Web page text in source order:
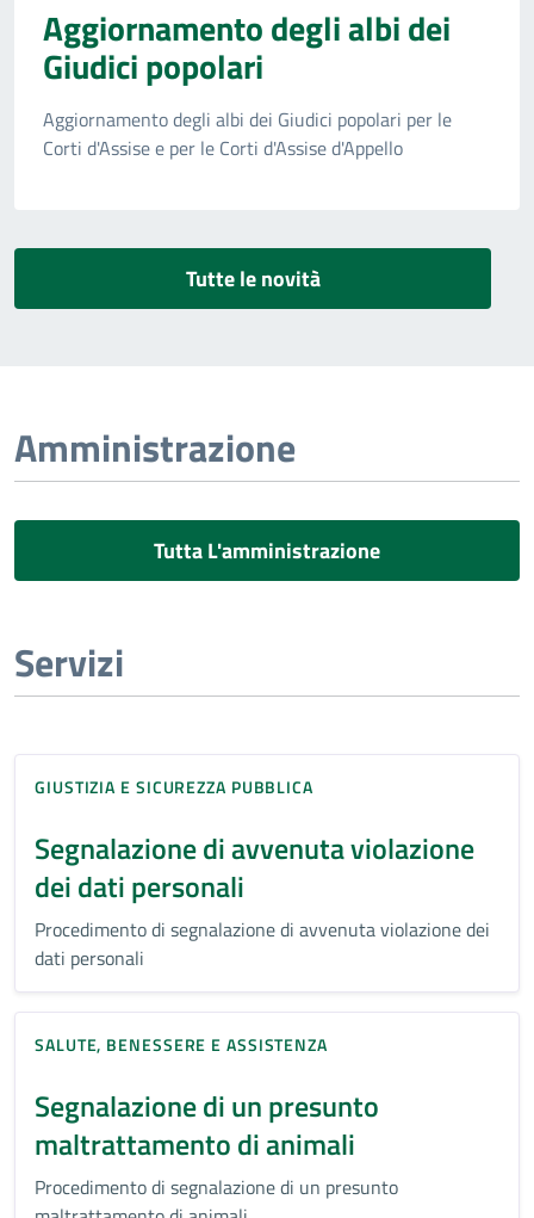
Aggiornamento degli albi dei
Giudici popolari
Aggiornamento degli albi dei Giudici popolari per le
Corti d'Assise e per le Corti d'Assise d'Appello
Tutte le novità
Amministrazione
Tutta L'amministrazione
Servizi
GIUSTIZIA E SICUREZZA PUBBLICA
Segnalazione di avvenuta violazione
dei dati personali
Procedimento di segnalazione di avvenuta violazione dei
dati personali
SALUTE, BENESSERE E ASSISTENZA
Segnalazione di un presunto
maltrattamento di animali
Procedimento di segnalazione di un presunto